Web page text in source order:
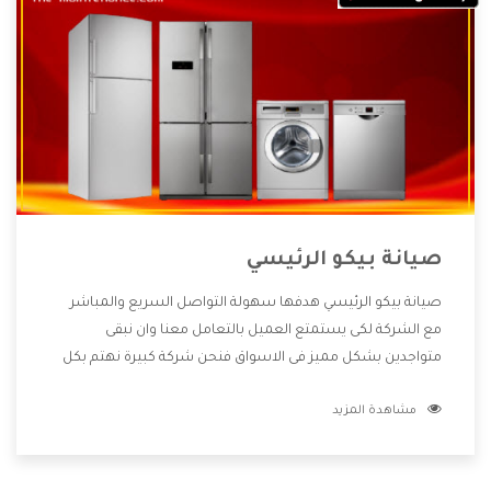
صيانة بيكو الرئيسي
صيانة بيكو الرئيسي هدفها سهولة التواصل السريع والمباشر
مع الشركة لكى يستمتع العميل بالتعامل معنا وان نبقى
متواجدين بشكل مميز فى الاسواق فنحن شركة كبيرة نهتم بكل
الشركة بها والتى تكون منها خدمة الصيانة التى تكون من أهم
مشاهدة المزيد